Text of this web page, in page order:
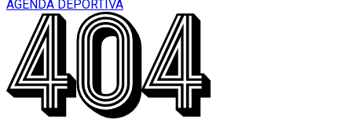
AGENDA DEPORTIVA